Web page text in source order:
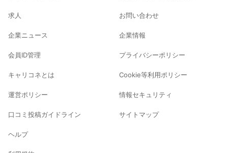
求人
企業ニュース
会員ID管理
キャリコネとは
運営ポリシー
口コミ投稿ガイドライン
ヘルプ
お問い合わせ
企業情報
プライバシーポリシー
Cookie等利用ポリシー
情報セキュリティ
サイトマップ